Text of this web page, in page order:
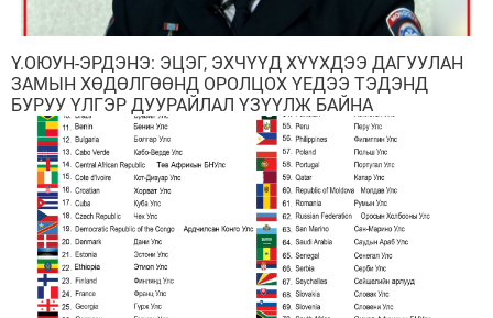
Ү.ОЮУН-ЭРДЭНЭ: ЭЦЭГ, ЭХЧҮҮД ХҮҮХДЭЭ ДАГУУЛАН
ЗАМЫН ХӨДӨЛГӨӨНД ОРОЛЦОХ ҮЕДЭЭ ТЭДЭНД
БУРУУ ҮЛГЭР ДУУРАЙЛАЛ ҮЗҮҮЛЖ БАЙНА